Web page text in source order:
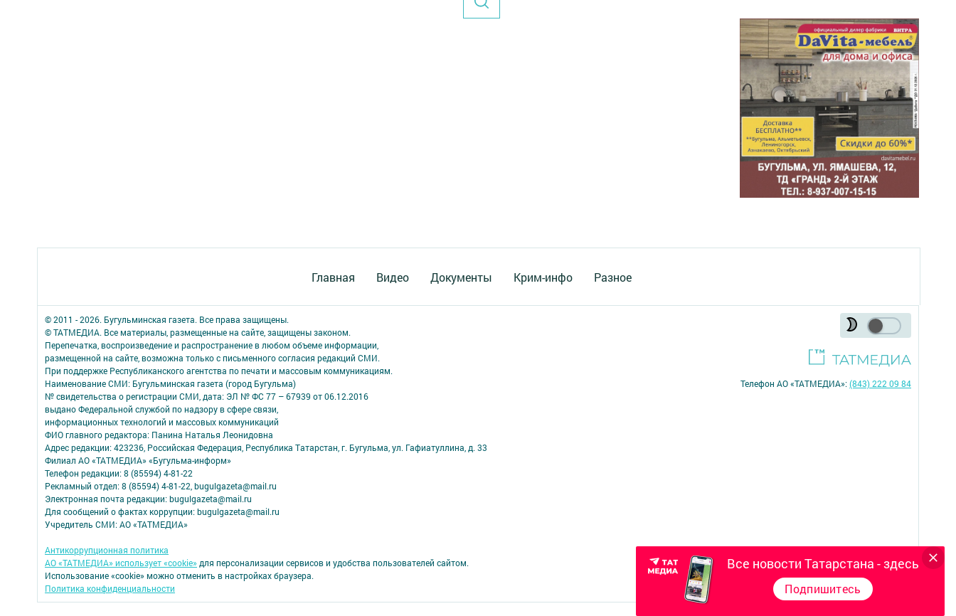
Главная Видео Документы Крим-инфо Разное
Все новости Татарстана - здесь
Подпишитесь
© 2011 - 2026. Бугульминская газета. Все права защищены.
© ТАТМЕДИА. Все материалы, размещенные на сайте, защищены законом.
Перепечатка, воспроизведение и распространение в любом объеме информации,
размещенной на сайте, возможна только с письменного согласия редакций СМИ.
При поддержке Республиканского агентства по печати и массовым коммуникациям.
Наименование СМИ: Бугульминская газета (город Бугульма)
№ свидетельства о регистрации СМИ, дата: ЭЛ № ФС 77 – 67939 от 06.12.2016
выдано Федеральной службой по надзору в сфере связи,
информационных технологий и массовых коммуникаций
ФИО главного редактора: Панина Наталья Леонидовна
Адрес редакции: 423236, Российская Федерация, Республика Татарстан, г. Бугульма, ул. Гафиатуллина, д. 33
Филиал АО «ТАТМЕДИА» «Бугульма-информ»
Телефон редакции: 8 (85594) 4-81-22
Рекламный отдел: 8 (85594) 4-81-22, bugulgazeta@mail.ru
Электронная почта редакции: bugulgazeta@mail.ru
Для сообщений о фактах коррупции: bugulgazeta@mail.ru
Учредитель СМИ: АО «ТАТМЕДИА»
Антикоррупционная политика
АО «ТАТМЕДИА» использует «cookie» для персонализации сервисов и удобства пользователей сайтом.
Использование «cookie» можно отменить в настройках браузера.
Политика конфиденциальности
Телефон АО «ТАТМЕДИА»:(843) 222 09 84
16+